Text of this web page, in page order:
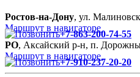
Ростов-на-Дону, ул.
Маршрут в навигаторе
+7-863-200-74-55
РО, Аксайский р-н, п.
Маршрут в навигаторе
+7-910-237-20-20